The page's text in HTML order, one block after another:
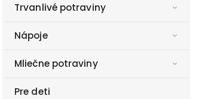
Trvanlivé potraviny
Nápoje
Mliečne potraviny
Pre deti